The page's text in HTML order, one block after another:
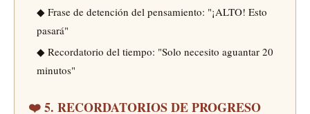
◆ Frase de detención del pensamiento: "¡ALTO! Esto
pasará"
◆ Recordatorio del tiempo: "Solo necesito aguantar 20
minutos"
❤️ 5. RECORDATORIOS DE PROGRESO